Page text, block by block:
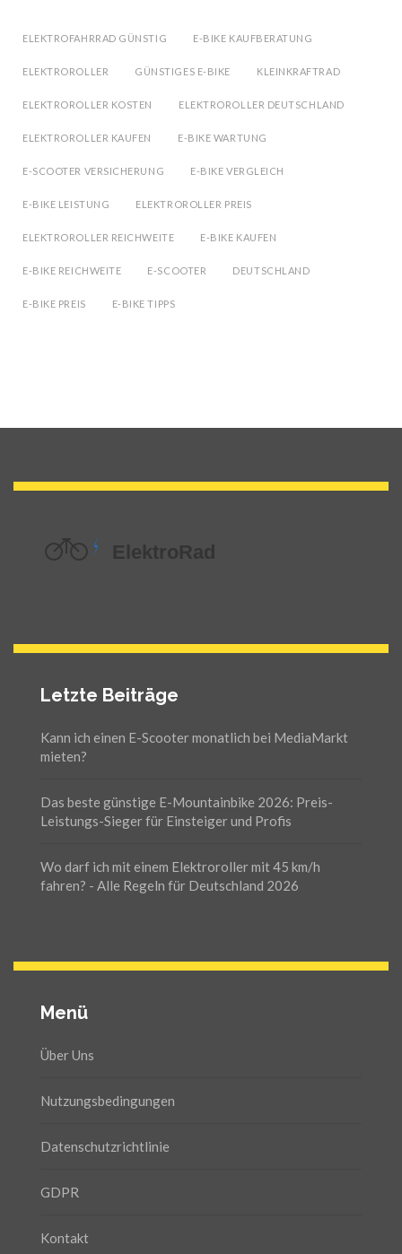
ELEKTROFAHRRAD GÜNSTIG E-BIKE KAUFBERATUNG
ELEKTROROLLER GÜNSTIGES E-BIKE KLEINKRAFTRAD
ELEKTROROLLER KOSTEN ELEKTROROLLER DEUTSCHLAND
ELEKTROROLLER KAUFEN E-BIKE WARTUNG
E-SCOOTER VERSICHERUNG E-BIKE VERGLEICH
E-BIKE LEISTUNG ELEKTROROLLER PREIS
ELEKTROROLLER REICHWEITE E-BIKE KAUFEN
E-BIKE REICHWEITE E-SCOOTER DEUTSCHLAND
E-BIKE PREIS E-BIKE TIPPS
Letzte Beiträge
Kann ich einen E-Scooter monatlich bei MediaMarkt
mieten?
Das beste günstige E-Mountainbike 2026: Preis-
Leistungs-Sieger für Einsteiger und Profis
Wo darf ich mit einem Elektroroller mit 45 km/h
fahren? - Alle Regeln für Deutschland 2026
Menü
Über Uns
Nutzungsbedingungen
Datenschutzrichtlinie
GDPR
Kontakt